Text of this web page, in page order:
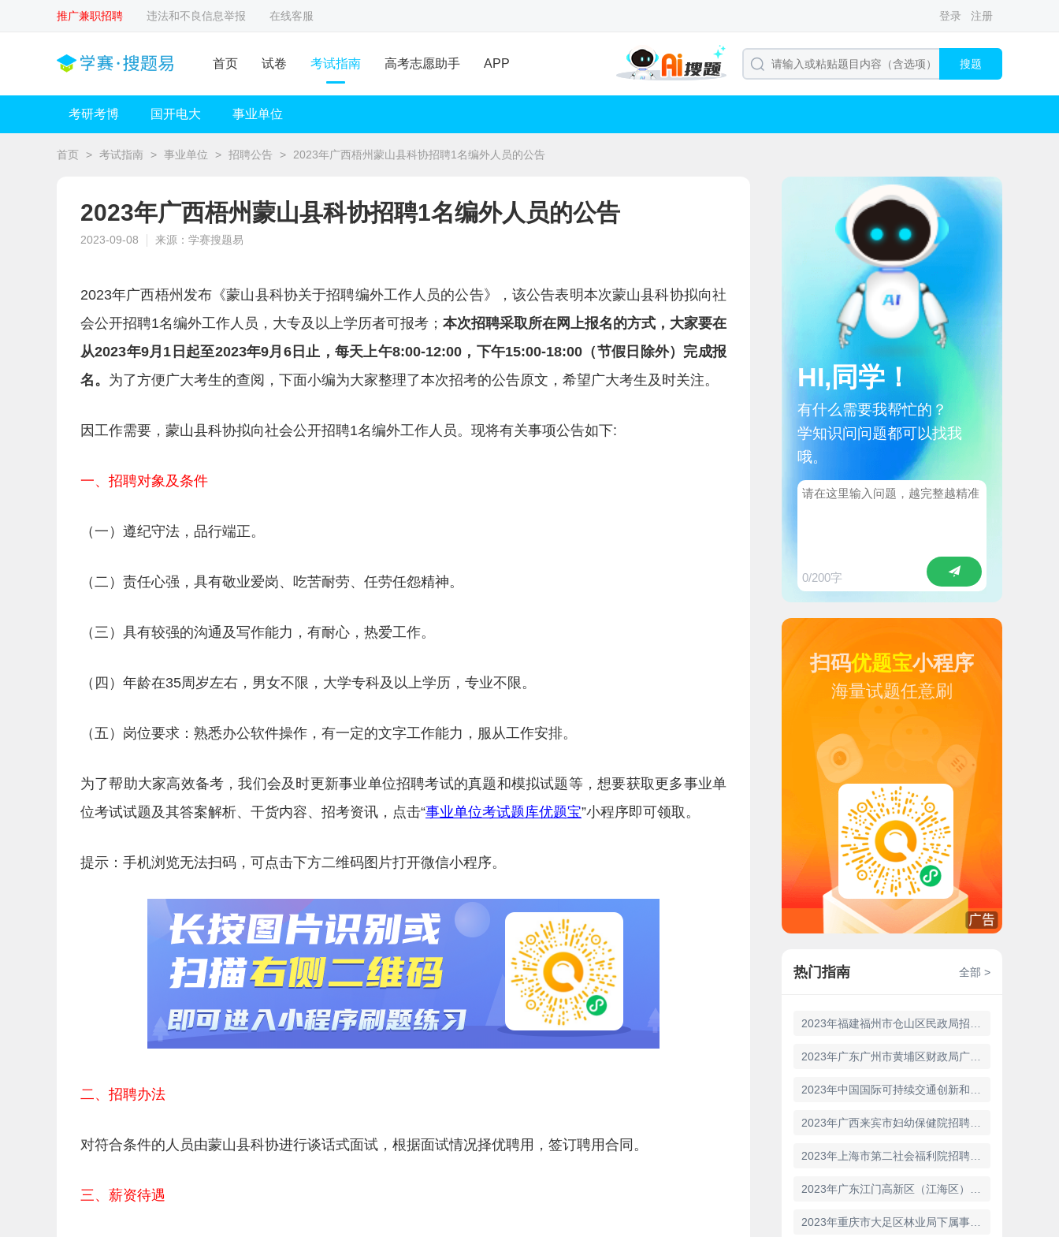
推广兼职招聘 违法和不良信息举报 在线客服 登录 注册
首页 试卷 考试指南 高考志愿助手 APP 搜题
考研考博 国开电大 事业单位
首页 > 考试指南 > 事业单位 > 招聘公告 > 2023年广西梧州蒙山县科协招聘1名编外人员的公告
2023年广西梧州蒙山县科协招聘1名编外人员的公告
2023-09-08 来源：学赛搜题易
2023年广西梧州发布《蒙山县科协关于招聘编外工作人员的公告》，该公告表明本次蒙山县科协拟向社
会公开招聘1名编外工作人员，大专及以上学历者可报考； 本次招聘采取所在网上报名的方式，大家要在
从2023年9月1日起至2023年9月6日止，每天上午8:00-12:00，下午15:00-18:00（节假日除外）完成报
名。 为了方便广大考生的查阅，下面小编为大家整理了本次招考的公告原文，希望广大考生及时关注。
因工作需要，蒙山县科协拟向社会公开招聘1名编外工作人员。现将有关事项公告如下:
一、招聘对象及条件
（一）遵纪守法，品行端正。
（二）责任心强，具有敬业爱岗、吃苦耐劳、任劳任怨精神。
（三）具有较强的沟通及写作能力，有耐心，热爱工作。
（四）年龄在35周岁左右，男女不限，大学专科及以上学历，专业不限。
（五）岗位要求：熟悉办公软件操作，有一定的文字工作能力，服从工作安排。
为了帮助大家高效备考，我们会及时更新事业单位招聘考试的真题和模拟试题等，想要获取更多事业单
位考试试题及其答案解析、干货内容、招考资讯，点击“事业单位考试题库优题宝”小程序即可领取。
提示：手机浏览无法扫码，可点击下方二维码图片打开微信小程序。
二、招聘办法
对符合条件的人员由蒙山县科协进行谈话式面试，根据面试情况择优聘用，签订聘用合同。
三、薪资待遇
HI,同学！
有什么需要我帮忙的？
学知识问问题都可以找我
哦。
0/200字
扫码优题宝小程序
海量试题任意刷
热门指南 全部 >